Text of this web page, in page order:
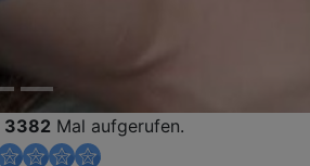
3382Mal aufgerufen.